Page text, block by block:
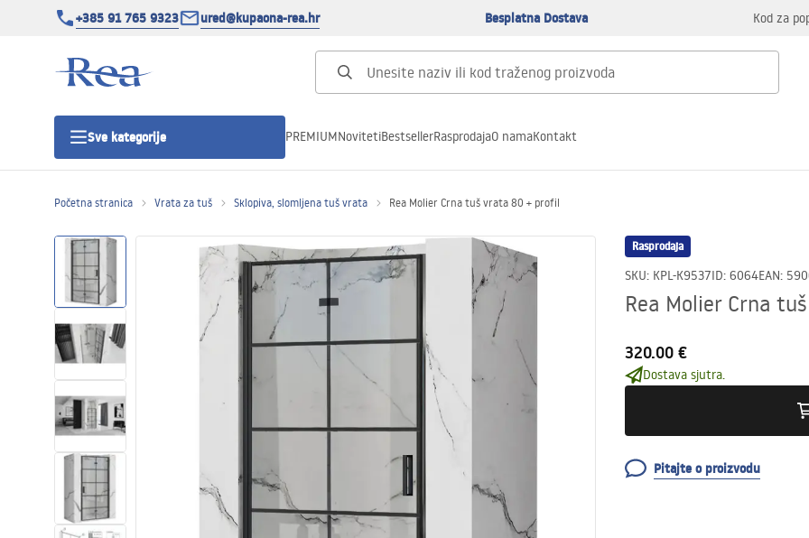
+385 91 765 9323 ured@kupaona-rea.hr Besplatna Dostava Kod za
Sve kategorije
Tuš vrata
Tuš kade
Linearni odvodi
Zahodi, toaleti
Kade i paravani
PREMIUMNovitetiBestsellerRasprodajaO namaKontakt
Početna stranica Vrata za tuš Sklopiva, slomljena tuš vrata Rea Molier Crna tuš vrata 80 + profil
Rasprodaja
SKU: KPL-K9537ID: 6064EAN:
Rea Molier Crna
320.00 €
Dostava sjutra.
Pitajte o proizvodu